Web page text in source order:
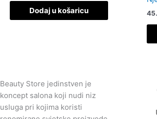
Dodaj u košaricu
Beauty Store jedinstven je
koncept salona koji nudi niz
usluga pri kojima koristi